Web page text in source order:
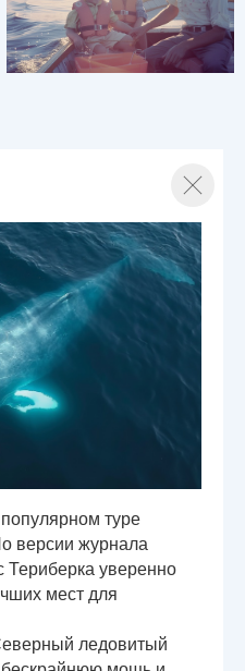
туре
версии журнала
Териберка уверенно
мест для
ледовитый